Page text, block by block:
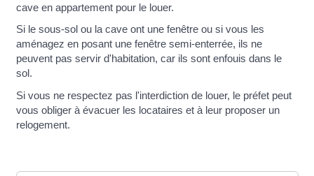
cave en appartement pour le louer.
Si le sous-sol ou la cave ont une fenêtre ou si vous les
aménagez en posant une fenêtre semi-enterrée, ils ne
peuvent pas servir d'habitation, car ils sont enfouis dans le
sol.
Si vous ne respectez pas l'interdiction de louer, le préfet peut
vous obliger à évacuer les locataires et à leur proposer un
relogement.